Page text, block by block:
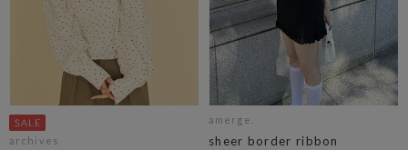
archives
amerge.
sheer border ribbon